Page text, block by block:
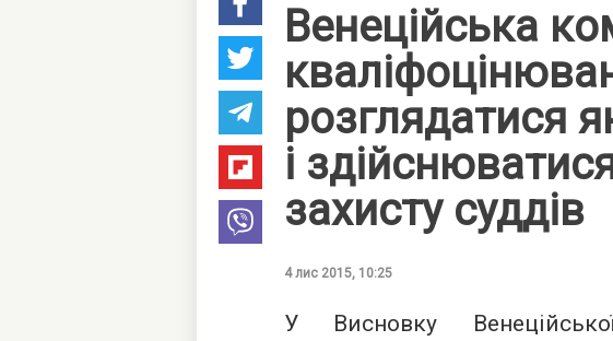
Венеційська
розглядатися
і
захисту суддів
4 лис 2015, 10:25
У Висновку